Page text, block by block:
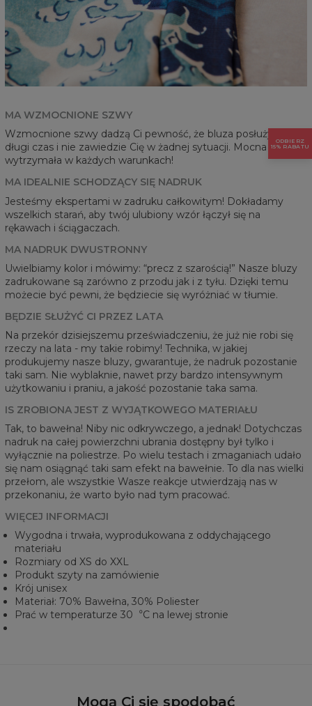
MA WZMOCNIONE SZWY
Wzmocnione szwy dadzą Ci pewność, że bluza posłuży przez
długi czas i nie zawiedzie Cię w żadnej sytuacji. Mocna i
wytrzymała w każdych warunkach!
MA IDEALNIE SCHODZĄCY SIĘ NADRUK
Jesteśmy ekspertami w zadruku całkowitym! Dokładamy
wszelkich starań, aby twój ulubiony wzór łączył się na
rękawach i ściągaczach.
MA NADRUK DWUSTRONNY
Uwielbiamy kolor i mówimy: “precz z szarością!” Nasze bluzy
zadrukowane są zarówno z przodu jak i z tyłu. Dzięki temu
możecie być pewni, że będziecie się wyróżniać w tłumie.
BĘDZIE SŁUŻYĆ CI PRZEZ LATA
Na przekór dzisiejszemu przeświadczeniu, że już nie robi się
rzeczy na lata - my takie robimy! Technika, w jakiej
produkujemy nasze bluzy, gwarantuje, że nadruk pozostanie
taki sam. Nie wyblaknie, nawet przy bardzo intensywnym
użytkowaniu i praniu, a jakość pozostanie taka sama.
IS ZROBIONA JEST Z WYJĄTKOWEGO MATERIAŁU
Tak, to bawełna! Niby nic odkrywczego, a jednak! Dotychczas
nadruk na całej powierzchni ubrania dostępny był tylko i
wyłącznie na poliestrze. Po wielu testach i zmaganiach udało
się nam osiągnąć taki sam efekt na bawełnie. To dla nas wielki
przełom, ale wszystkie Wasze reakcje utwierdzają nas w
przekonaniu, że warto było nad tym pracować.
WIĘCEJ INFORMACJI
Wygodna i trwała, wyprodukowana z oddychającego
materiału
Rozmiary od XS do XXL
Produkt szyty na zamówienie
Krój unisex
Materiał: 70% Bawełna, 30% Poliester
Prać w temperaturze 30︒C na lewej stronie
Mogą Ci się spodobać
ODBIERZ
15% RABATU